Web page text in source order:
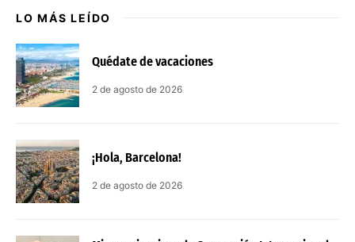
LO MÁS LEÍDO
Quédate de vacaciones
2 de agosto de 2026
¡Hola, Barcelona!
2 de agosto de 2026